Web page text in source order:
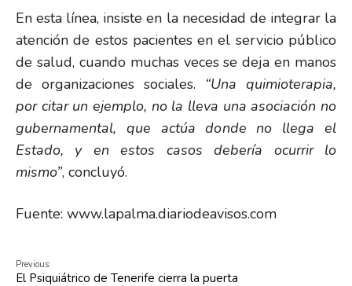
En esta línea, insiste en la necesidad de integrar la
atención de estos pacientes en el servicio público
de salud, cuando muchas veces se deja en manos
de organizaciones sociales. “Una quimioterapia,
por citar un ejemplo, no la lleva una asociación no
gubernamental, que actúa donde no llega el
Estado, y en estos casos debería ocurrir lo
mismo”, concluyó.
Fuente: www.lapalma.diariodeavisos.com
Previous:
El Psiquiátrico de Tenerife cierra la puerta